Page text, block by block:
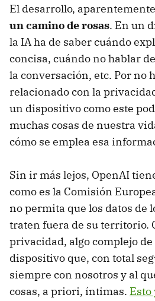
El desarrollo,
un camino de rosas. En un
la IA ha de saber cuándo
concisa, cuándo no hablar
la conversación, etc. Por no
relacionado con la
un dispositivo como este
muchas cosas de nuestra
cómo se emplea esa
Sin ir más lejos, OpenAI
como es la Comisión
no permita que los datos de
traten fuera de su territorio.
privacidad, algo complejo
dispositivo que, con total
siempre con nosotros y al
cosas, a priori, íntimas. Esto